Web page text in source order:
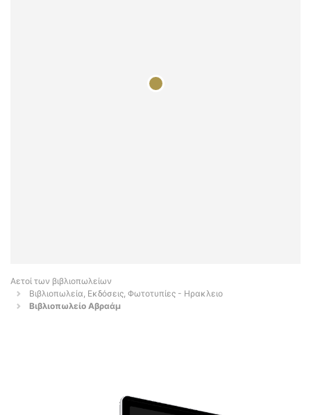
Αετοί των βιβλιοπωλείων
Βιβλιοπωλεία, Εκδόσεις, Φωτοτυπίες - Ηρακλειο
Βιβλιοπωλείο Αβραάμ